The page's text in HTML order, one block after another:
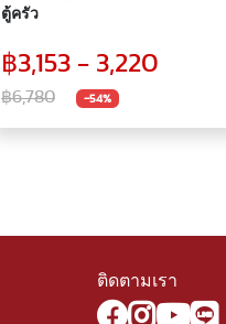
ตู้ครัว
฿3,153 - 3,220
฿6,780 -54%
ติดตามเรา